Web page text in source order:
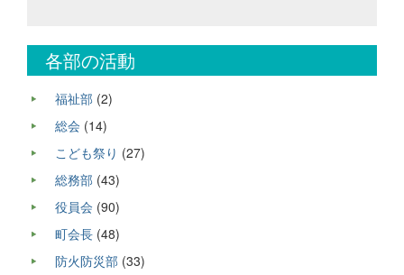
各部の活動
福祉部 (2)
総会 (14)
こども祭り (27)
総務部 (43)
役員会 (90)
町会長 (48)
防火防災部 (33)